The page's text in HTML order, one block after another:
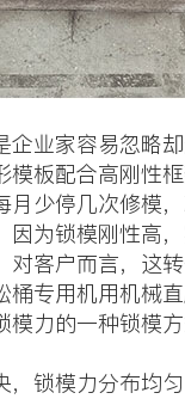
家容易忽略却
板配合高刚性
少停几次修模，
锁模刚性高
客户而言，这
专用机用机械
力的一种锁模
锁模力分布均